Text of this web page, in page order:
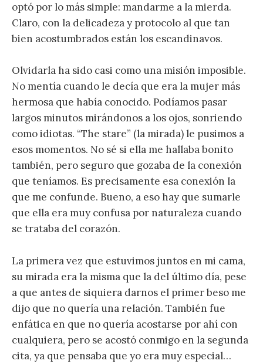
optó por lo más simple: mandarme a la mierda.
Claro, con la delicadeza y protocolo al que tan
bien acostumbrados están los escandinavos.
Olvidarla ha sido casi como una misión imposible.
No mentía cuando le decía que era la mujer más
hermosa que había conocido. Podíamos pasar
largos minutos mirándonos a los ojos, sonriendo
como idiotas. “The stare” (la mirada) le pusimos a
esos momentos. No sé si ella me hallaba bonito
también, pero seguro que gozaba de la conexión
que teníamos. Es precisamente esa conexión la
que me confunde. Bueno, a eso hay que sumarle
que ella era muy confusa por naturaleza cuando
se trataba del corazón.
La primera vez que estuvimos juntos en mi cama,
su mirada era la misma que la del último día, pese
a que antes de siquiera darnos el primer beso me
dijo que no quería una relación. También fue
enfática en que no quería acostarse por ahí con
cualquiera, pero se acostó conmigo en la segunda
cita, ya que pensaba que yo era muy especial…